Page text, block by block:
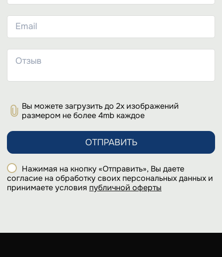
Вы можете загрузить до 2х изображений
размером не более 4mb каждое
ОТПРАВИТЬ
Нажимая на кнопку «Отправить», Вы даете
согласие на обработку своих персональных данных и
принимаете условия публичной оферты